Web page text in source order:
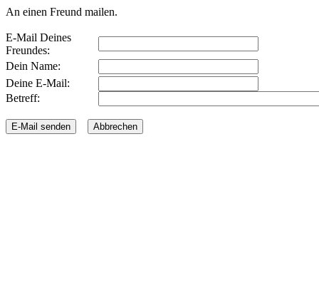
An einen Freund mailen.
E-Mail Deines
Freundes:
Dein Name:
Deine E-Mail:
Betreff: